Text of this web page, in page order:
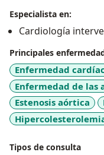
Especialista en:
Cardiología
Principales
Enfermedad
Enfermedad de las
Estenosis aórtica
Tipos de consulta